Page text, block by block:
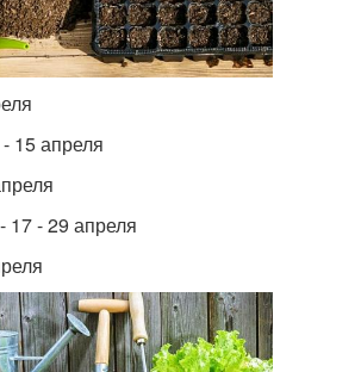
15 апреля
- 29 апреля